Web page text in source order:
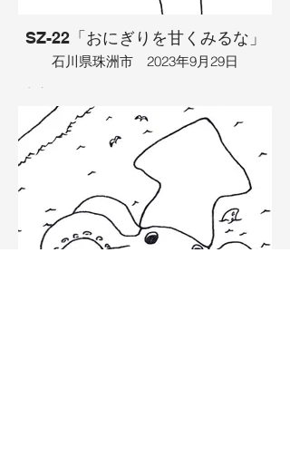
しました。
イラスト：TAMAYA​
SZ-22「おにぎりを甘くみるな」
石川県珠洲市 2023年9月29日
青空に白い雲があって、そこからおにぎ
りが降りて来ていました。実はそれは神
様が姿を変えたおにぎりで、お腹の空い
た少年にあげようとしていました。そこ
へ、おにぎりを横取りしようとカラスが
やってきました。さらに、その後ろにも
カラスがいました。お腹を空かせた子は
手を伸ばして、おにぎりを手に入れたの
で、困ったカラスは、自分の後ろにいる
カラスを食べようとしましたが、よく見